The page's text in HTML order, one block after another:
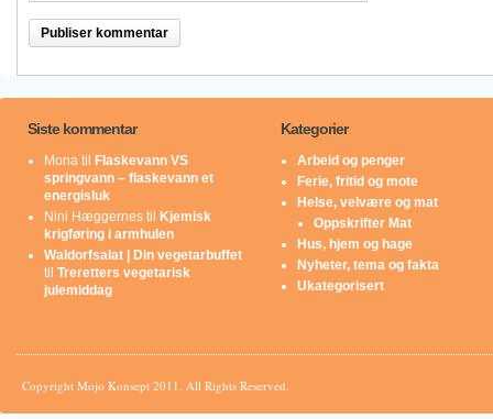
Siste kommentar
Mona til Flaskevann VS
springvann – flaskevann et
energisluk
Nini Hæggernes til Kjemisk
krigføring i armhulen
Waldorfsalat | Din vegetarbuffet
til Treretters vegetarisk
julemiddag
Kategorier
Arbeid og penger
Ferie, fritid og mote
Helse, velvære og mat
Oppskrifter Mat
Hus, hjem og hage
Nyheter, tema og fakta
Ukategorisert
Copyright Mojo Konsept 2011. All Rights Reserved.